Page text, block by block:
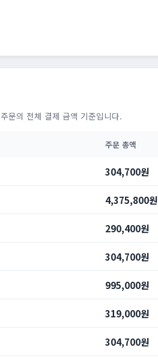
문의 전체 결제 금액 기준입니다.
주문 총액
304,700원
4,375,800원
290,400원
304,700원
995,000원
319,000원
304,700원